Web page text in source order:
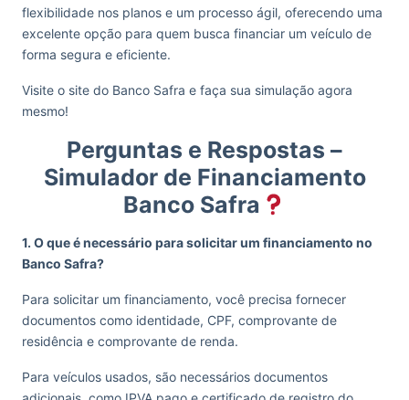
flexibilidade nos planos e um processo ágil, oferecendo uma
excelente opção para quem busca financiar um veículo de
forma segura e eficiente.
Visite o site do Banco Safra e faça sua simulação agora
mesmo!
Perguntas e Respostas –
Simulador de Financiamento
Banco Safra
1. O que é necessário para solicitar um financiamento no
Banco Safra?
Para solicitar um financiamento, você precisa fornecer
documentos como identidade, CPF, comprovante de
residência e comprovante de renda.
Para veículos usados, são necessários documentos